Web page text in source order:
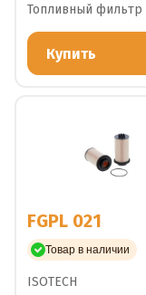
Топливный фильтр
Купить
FGPL 021
Товар в наличии
ISOTECH